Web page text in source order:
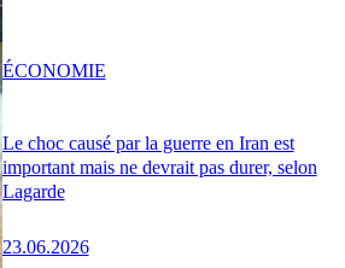
Le choc causé par la guerre en Iran est
important mais ne devrait pas durer, selon
Lagarde
23.06.2026
ÉCONOMIE